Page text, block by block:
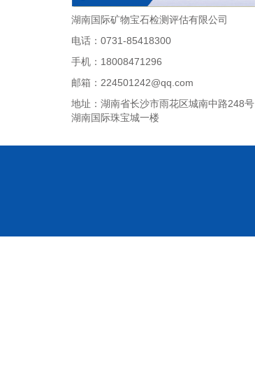
湖南国际矿物宝石检测评估有限公司
电话：0731-85418300
手机：18008471296
邮箱：224501242@qq.com
地址：湖南省长沙市雨花区城南中路248号
湖南国际珠宝城一楼